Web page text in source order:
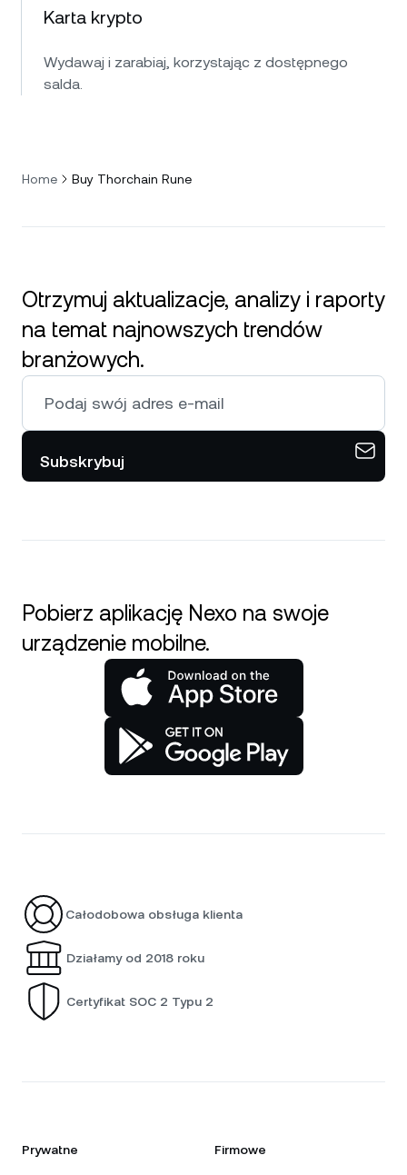
Karta krypto
Wydawaj i zarabiaj, korzystając z dostępnego
salda.
Home Buy Thorchain Rune
Otrzymuj aktualizacje, analizy i raporty
na temat najnowszych trendów
branżowych.
Subskrybuj
Pobierz aplikację Nexo na swoje
urządzenie mobilne.
Całodobowa obsługa klienta
Działamy od 2018 roku
Certyfikat SOC 2 Typu 2
Prywatne Firmowe